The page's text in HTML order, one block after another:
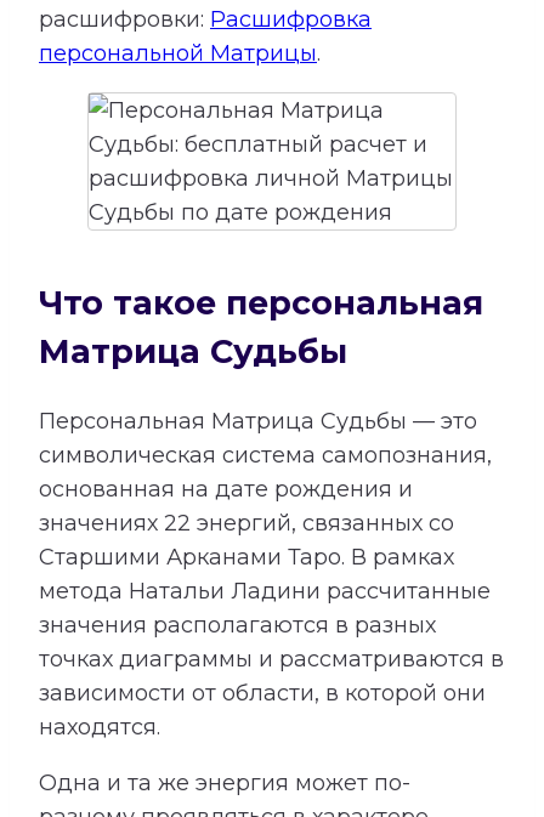
расшифровки: Расшифровка
персональной Матрицы.
Что такое персональная
Матрица Судьбы
Персональная Матрица Судьбы — это
символическая система самопознания,
основанная на дате рождения и
значениях 22 энергий, связанных со
Старшими Арканами Таро. В рамках
метода Натальи Ладини рассчитанные
значения располагаются в разных
точках диаграммы и рассматриваются в
зависимости от области, в которой они
находятся.
Одна и та же энергия может по-